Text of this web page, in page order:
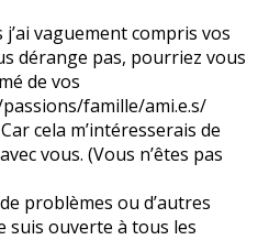
j’ai vaguement compris vos
dérange pas, pourriez vous
de vos
famille/ami.e.s/
cela m’intéresserais de
vous. (Vous n’êtes pas
problèmes ou d’autres
suis ouverte à tous les